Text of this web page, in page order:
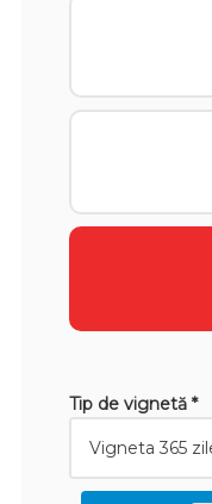
Tip de vignetă *